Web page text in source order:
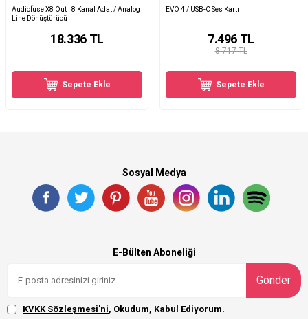
Audiofuse X8 Out | 8 Kanal Adat / Analog
Line Dönüştürücü
18.336TL
Sepete Ekle
EVO 4 / USB-C Ses Kartı
8.717 TL
7.496 TL
Sepete Ekle
Sosyal Medya
E-Bülten Aboneliği
Gönder
KVKK Sözleşmesi'ni, Okudum, Kabul Ediyorum.